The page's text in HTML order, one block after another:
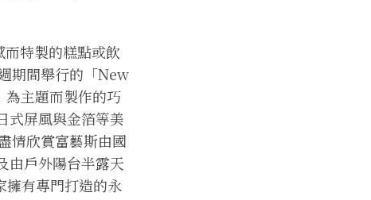
特製的糕點或飲
期間舉行的「New
主題而製作的巧
式屏風與金箔等美
情欣賞富藝斯由國
戶外陽台半露天
有專門打造的永